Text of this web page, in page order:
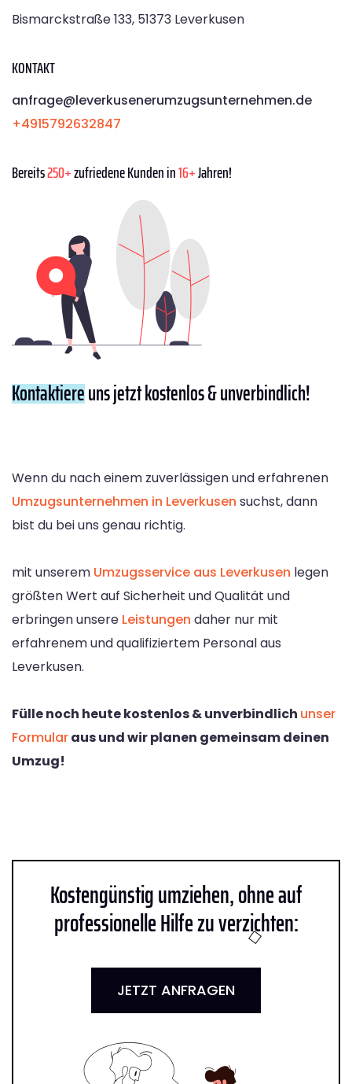
Bismarckstraße 133, 51373 Leverkusen
KONTAKT
anfrage@leverkusenerumzugsunternehmen.de
+4915792632847
Bereits250+zufriedene Kunden in16+Jahren!
Kontaktiereuns jetzt kostenlos & unverbindlich!
Wenn du nach einem zuverlässigen und erfahrenen
Umzugsunternehmen in Leverkusen suchst, dann
bist du bei uns genau richtig.
mit unserem Umzugsservice aus Leverkusen legen
größten Wert auf Sicherheit und Qualität und
erbringen unsere Leistungen daher nur mit
erfahrenem und qualifiziertem Personal aus
Leverkusen.
Fülle noch heute kostenlos & unverbindlich unser
Formularaus und wir planen gemeinsam deinen
Umzug!
Kostengünstig umziehen, ohne auf
professionelle Hilfe zu verzichten:
JETZT ANFRAGEN